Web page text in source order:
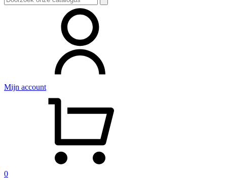
naar:
Mijn account
0